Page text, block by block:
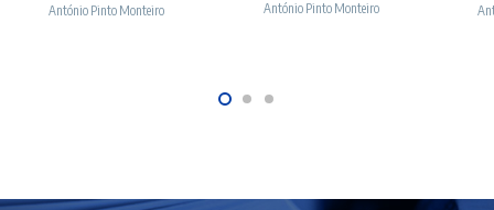
era:
é:
António Pinto Monteiro António Pinto Monteiro